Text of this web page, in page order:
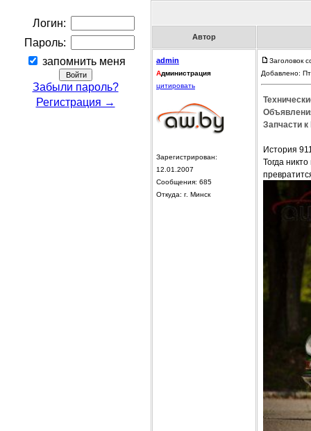
Логин:
Пароль:
запомнить меня
Забыли пароль?
Регистрация →
Автор
admin
Администрация
цитировать
Зарегистрирован:
12.01.2007
Сообщения: 685
Откуда: г. Минск
Заголовок
Добавлено:
Запчасти к
История
Тогда